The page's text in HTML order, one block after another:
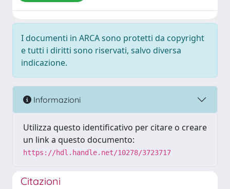
I documenti in ARCA sono protetti da copyright
e tutti i diritti sono riservati, salvo diversa
indicazione.
Informazioni
Utilizza questo identificativo per citare o creare
un link a questo documento:
https://hdl.handle.net/10278/3723717
Citazioni